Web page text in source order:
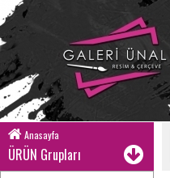
Anasayfa
ÜRÜN Grupları